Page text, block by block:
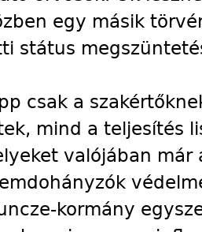
egy másik
státus
csak a
mind a teljesítés
valójában
kormány